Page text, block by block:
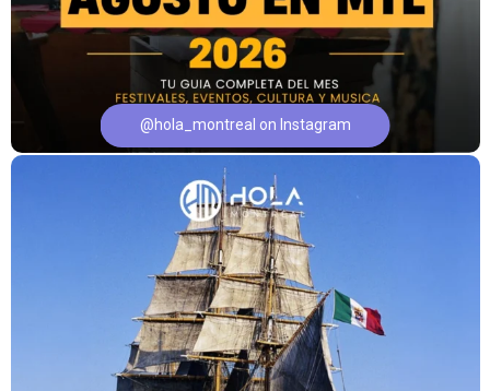
@hola_montreal on Instagram